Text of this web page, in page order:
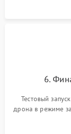
6.
Тестовый
дрона в режиме
удержания
возврата